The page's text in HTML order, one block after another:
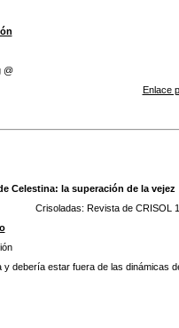
@
Enlace
Celestina: la superación de la vejez
Crisoladas: Revista de CRISOL
y debería estar fuera de las dinámicas